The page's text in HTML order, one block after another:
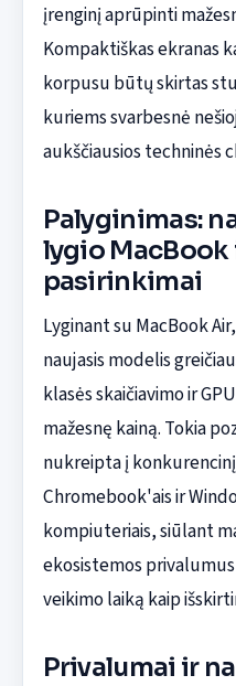
įrenginį aprūpinti
Kompaktiškas ekranas
korpusu būtų skirtas
kuriems svarbesnė
aukščiausios techninės
Palyginimas:
lygio MacBook
pasirinkimai
Lyginant su MacBook
naujasis modelis
klasės skaičiavimo ir
mažesnę kainą. Tokia
nukreipta į
Chromebook'ais ir
kompiuteriais, siūlant
ekosistemos
veikimo laiką kaip
Privalumai ir